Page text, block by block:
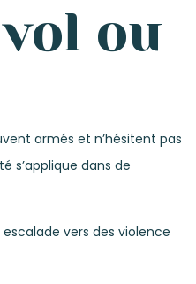
ou
armés et n’hésitent pas
s’applique dans de
vers des violence